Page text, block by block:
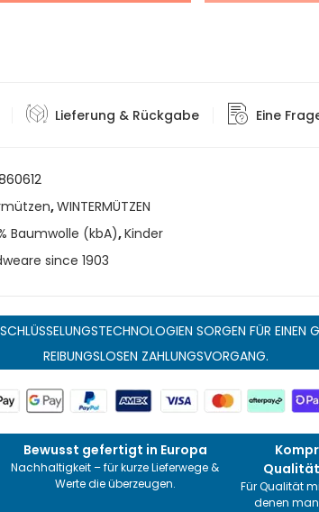
Lieferung & Rückgabe Eine
,WINTERMÜTZEN
Baumwolle (kbA),Kinder
since 1903
SORGEN FÜR EINEN
REIBUNGSLOSEN ZAHLUNGSVORGANG.
Bewusst gefertigt in Europa
Nachhaltigkeit – für kurze Lieferwege &
Werte die überzeugen.
Für Qualität
denen